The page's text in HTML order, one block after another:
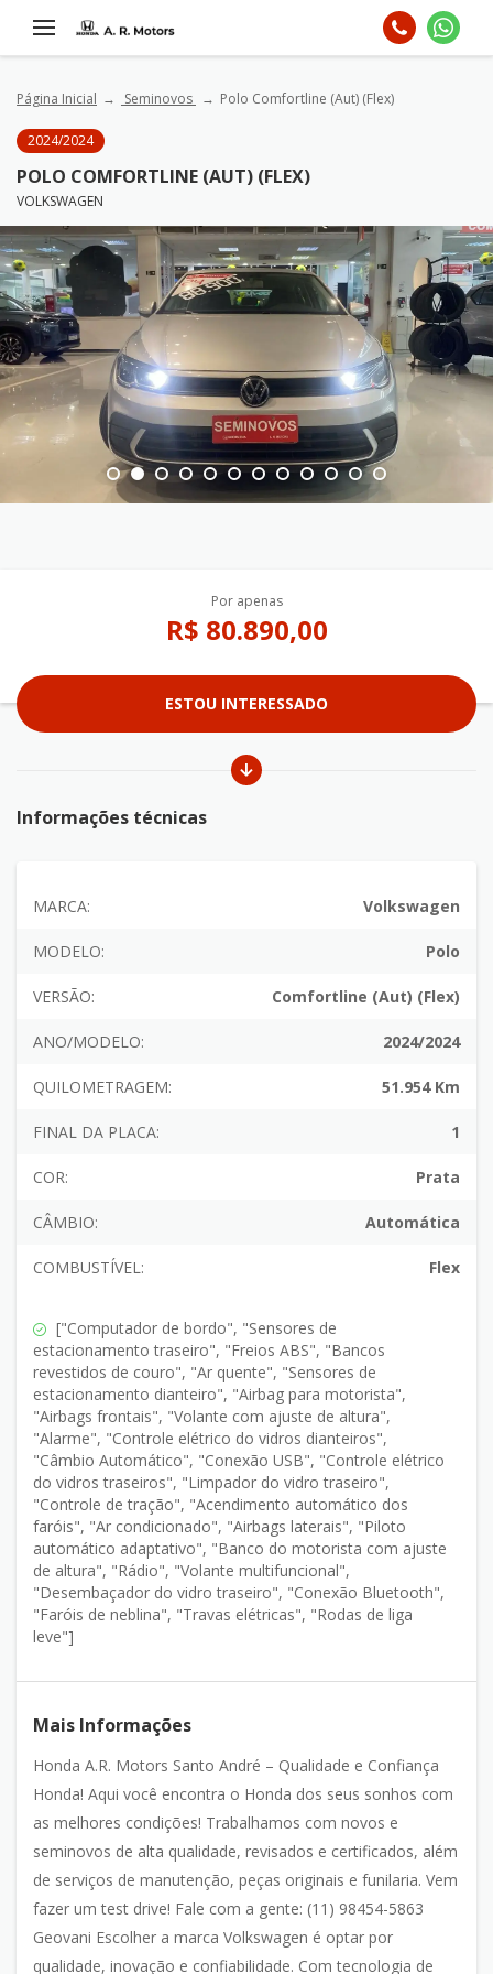
Página Inicial Seminovos Polo Comfortline (Aut) (Flex)
2024/2024
POLO COMFORTLINE (AUT) (FLEX)
VOLKSWAGEN
Por apenas
R$ 80.890,00
ESTOU INTERESSADO
Informações técnicas
MARCA: Volkswagen
MODELO: Polo
VERSÃO: Comfortline (Aut) (Flex)
ANO/MODELO: 2024/2024
QUILOMETRAGEM: 51.954 Km
FINAL DA PLACA: 1
COR: Prata
CÂMBIO: Automática
COMBUSTÍVEL: Flex
["Computador de bordo", "Sensores de
estacionamento traseiro", "Freios ABS", "Bancos
revestidos de couro", "Ar quente", "Sensores de
estacionamento dianteiro", "Airbag para motorista",
"Airbags frontais", "Volante com ajuste de altura",
"Alarme", "Controle elétrico do vidros dianteiros",
"Câmbio Automático", "Conexão USB", "Controle elétrico
do vidros traseiros", "Limpador do vidro traseiro",
"Controle de tração", "Acendimento automático dos
faróis", "Ar condicionado", "Airbags laterais", "Piloto
automático adaptativo", "Banco do motorista com ajuste
de altura", "Rádio", "Volante multifuncional",
"Desembaçador do vidro traseiro", "Conexão Bluetooth",
"Faróis de neblina", "Travas elétricas", "Rodas de liga
leve"]
Mais Informações
Honda A.R. Motors Santo André – Qualidade e Confiança
Honda! Aqui você encontra o Honda dos seus sonhos com
as melhores condições! Trabalhamos com novos e
seminovos de alta qualidade, revisados e certificados, além
de serviços de manutenção, peças originais e funilaria. Vem
fazer um test drive! Fale com a gente: (11) 98454-5863
Geovani Escolher a marca Volkswagen é optar por
qualidade, inovação e confiabilidade. Com tecnologia de